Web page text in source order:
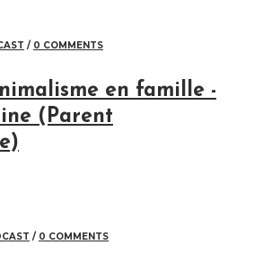
/ 0 COMMENTS
en famille -
(Parent
/ 0 COMMENTS